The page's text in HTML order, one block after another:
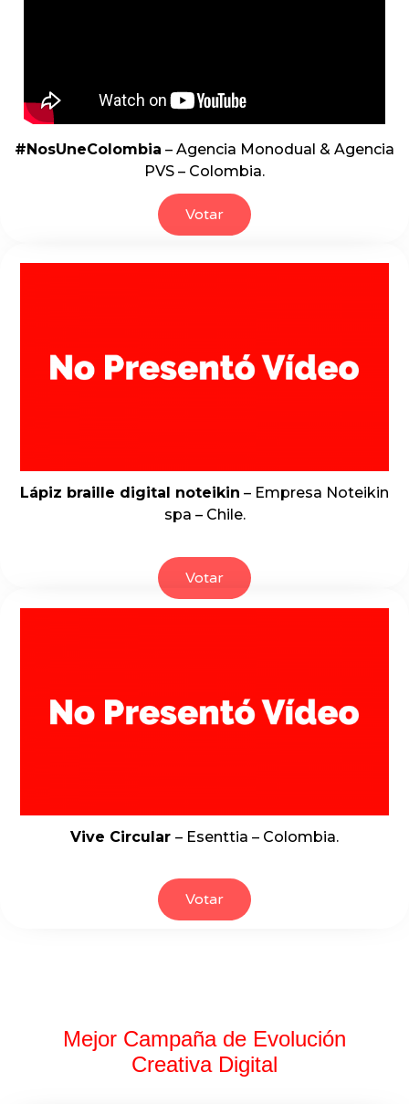
#NosUneColombia – Agencia Monodual & Agencia
PVS – Colombia.
Votar
Lápiz braille digital noteikin – Empresa Noteikin
spa – Chile.
Votar
Vive Circular – Esenttia – Colombia.
Votar
Mejor Campaña de Evolución
Creativa Digital